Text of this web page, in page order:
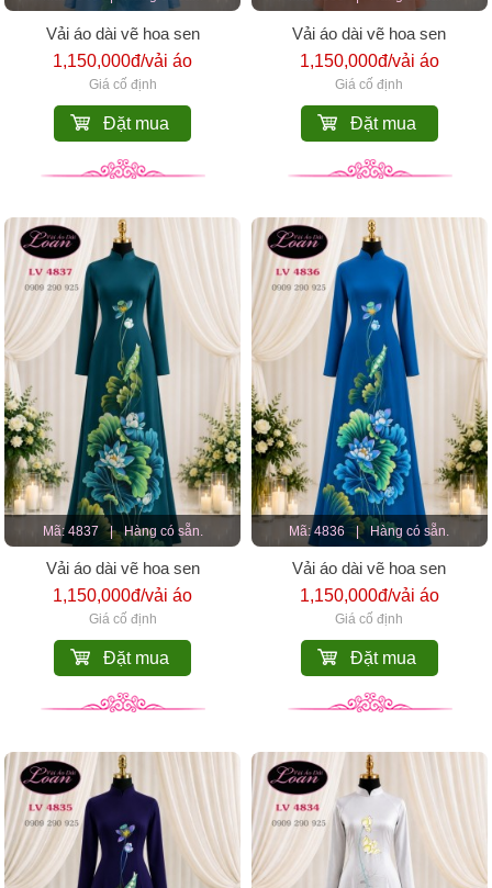
Vải áo dài vẽ hoa sen
1,150,000đ/vải áo
Giá cố định
Đặt mua
Vải áo dài vẽ hoa sen
1,150,000đ/vải áo
Giá cố định
Đặt mua
Mã: 4837 | Hàng có sẵn.
Vải áo dài vẽ hoa sen
1,150,000đ/vải áo
Giá cố định
Đặt mua
Mã: 4836 | Hàng có sẵn.
Vải áo dài vẽ hoa sen
1,150,000đ/vải áo
Giá cố định
Đặt mua